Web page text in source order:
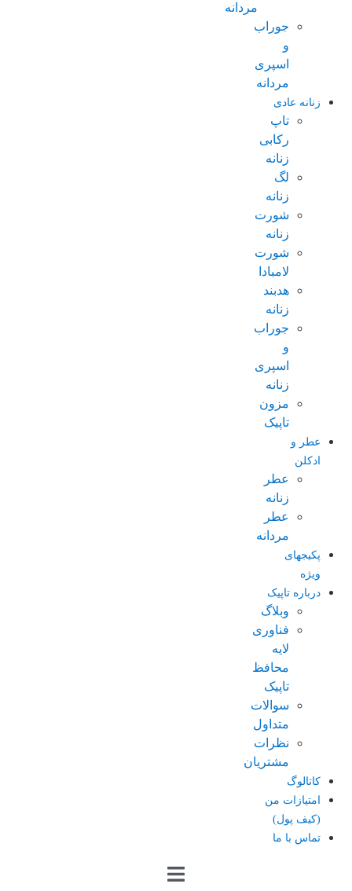
مردانه
جوراب
و
اسپری
مردانه
زنانه عادی
تاپ
رکابی
زنانه
لگ
زنانه
شورت
زنانه
شورت
لامبادا
هدبند
زنانه
جوراب
و
اسپری
زنانه
مزون
تاپیک
عطر و
ادکلن
عطر
زنانه
عطر
مردانه
پکیجهای
ویژه
درباره تاپیک
وبلاگ
فناوری
لایه
محافظ
تاپیک
سوالات
متداول
نظرات
مشتریان
کاتالوگ
امتیازات من
(کیف پول)
تماس با ما